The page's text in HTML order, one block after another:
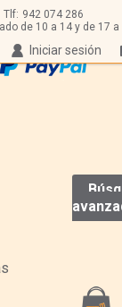
Tlf: 942 074 286
de 10 a 14 y de 17 a
Iniciar sesión